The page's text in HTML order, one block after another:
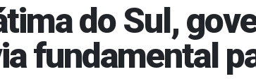
do Sul,
fundamental